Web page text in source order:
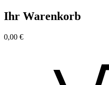
Ihr Warenkorb
0,00 €